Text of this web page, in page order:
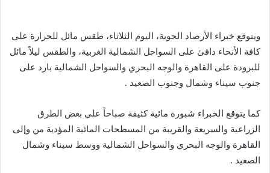
ويتوقع خبراء الأرصاد الجوية، اليوم الثلاثاء، طقس مائل للحرارة على
كافة الأنحاء دافئ على السواحل الشمالية الغربية، والطقس ليلاً مائل
للبرودة على القاهرة والوجه البحري والسواحل الشمالية بارد على
جنوب سيناء وشمال وجنوب الصعيد .
كما يتوقع الخبراء شبورة مائية كثيفة صباحاً على بعض الطرق
الزراعية والسريعة والقريبة من المسطحات المائية المؤدية من وإلى
القاهرة والوجه البحري والسواحل الشمالية ووسط سيناء وشمال
الصعيد .